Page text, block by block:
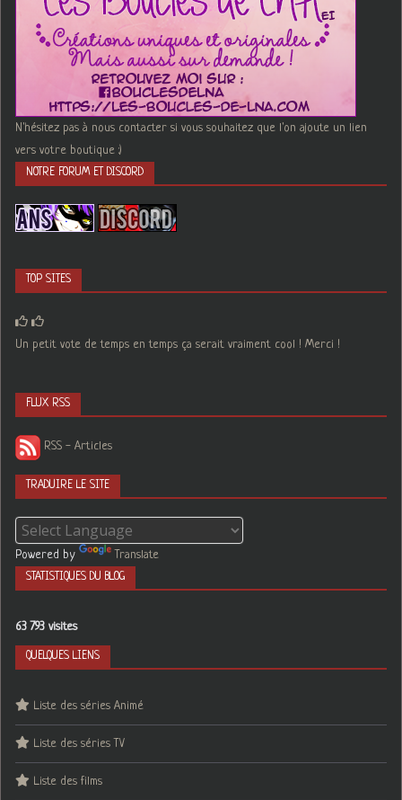
N'hésitez pas à nous contacter si vous souhaitez que l'on ajoute un lien
vers votre boutique :)
NOTRE FORUM ET DISCORD
TOP SITES
Un petit vote de temps en temps ça serait vraiment cool ! Merci !
FLUX RSS
RSS - Articles
TRADUIRE LE SITE
Powered by Translate
STATISTIQUES DU BLOG
63 793 visites
QUELQUES LIENS
Liste des séries Animé
Liste des séries TV
Liste des films